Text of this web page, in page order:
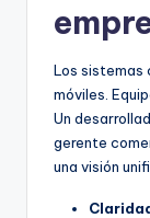
Los sistemas
móviles.
Un
gerente
una visión